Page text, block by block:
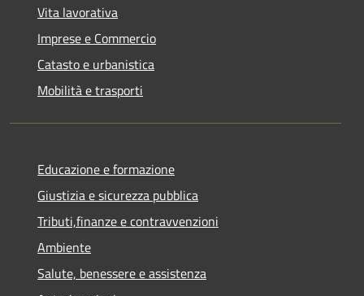
Vita lavorativa
Imprese e Commercio
Catasto e urbanistica
Mobilità e trasporti
Educazione e formazione
Giustizia e sicurezza pubblica
Tributi,finanze e contravvenzioni
Ambiente
Salute, benessere e assistenza